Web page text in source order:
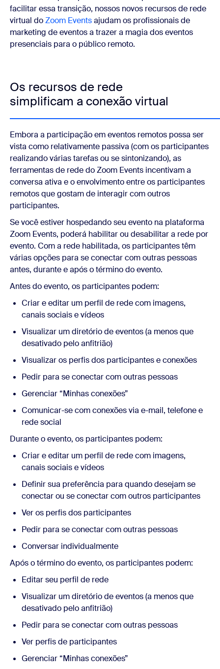
facilitar essa transição, nossos novos recursos de rede
virtual doZoom Eventsajudam os profissionais de
marketing de eventos a trazer a magia dos eventos
presenciais para o público remoto.
Os recursos de rede
simplificam a conexão virtual
Embora a participação em eventos remotos possa ser
vista como relativamente passiva (com os participantes
realizando várias tarefas ou se sintonizando), as
ferramentas de rede do Zoom Events incentivam a
conversa ativa e o envolvimento entre os participantes
remotos que gostam de interagir com outros
participantes.
Se você estiver hospedando seu evento na plataforma
Zoom Events, poderá habilitar ou desabilitar a rede por
evento. Com a rede habilitada, os participantes têm
várias opções para se conectar com outras pessoas
antes, durante e após o término do evento.
Antes do evento, os participantes podem:
Criar e editar um perfil de rede com imagens,
canais sociais e vídeos
Visualizar um diretório de eventos (a menos que
desativado pelo anfitrião)
Visualizar os perfis dos participantes e conexões
Pedir para se conectar com outras pessoas
Gerenciar “Minhas conexões”
Comunicar-se com conexões via e-mail, telefone e
rede social
Durante o evento, os participantes podem:
Criar e editar um perfil de rede com imagens,
canais sociais e vídeos
Definir sua preferência para quando desejam se
conectar ou se conectar com outros participantes
Ver os perfis dos participantes
Pedir para se conectar com outras pessoas
Conversar individualmente
Após o término do evento, os participantes podem:
Editar seu perfil de rede
Visualizar um diretório de eventos (a menos que
desativado pelo anfitrião)
Pedir para se conectar com outras pessoas
Ver perfis de participantes
Gerenciar “Minhas conexões”